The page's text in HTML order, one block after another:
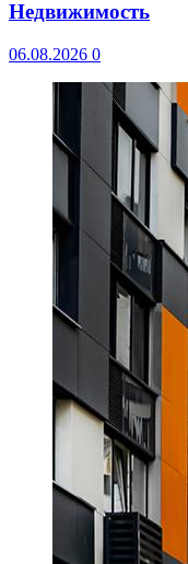
Недвижимость
06.08.2026 0